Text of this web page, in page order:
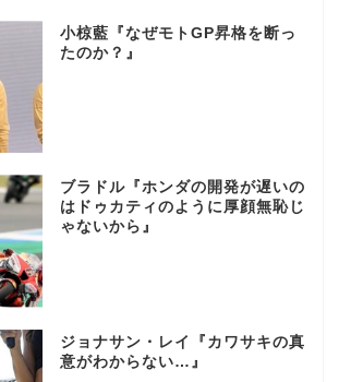
小椋藍『なぜモトGP昇格を断っ
たのか？』
ブラドル『ホンダの開発が遅いの
はドゥカティのように厚顔無恥じ
ゃないから』
ジョナサン・レイ『カワサキの真
意がわからない…』